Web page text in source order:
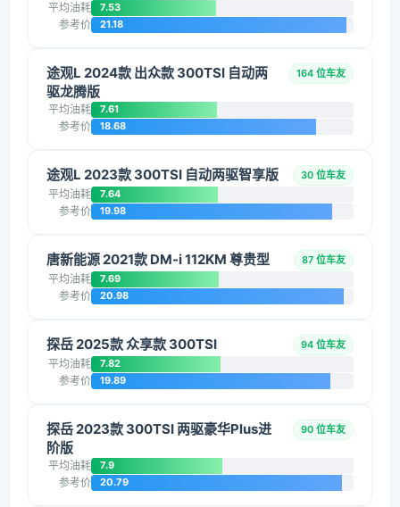
平均油耗 7.53
参考价 21.18
途观L 2024款 出众款 300TSI 自动两
驱龙腾版
164 位车友
平均油耗 7.61
参考价 18.68
途观L 2023款 300TSI 自动两驱智享版 30 位车友
平均油耗 7.64
参考价 19.98
唐新能源 2021款 DM-i 112KM 尊贵型 87 位车友
平均油耗 7.69
参考价 20.98
探岳 2025款 众享款 300TSI 94 位车友
平均油耗 7.82
参考价 19.89
探岳 2023款 300TSI 两驱豪华Plus进
阶版
90 位车友
平均油耗 7.9
参考价 20.79